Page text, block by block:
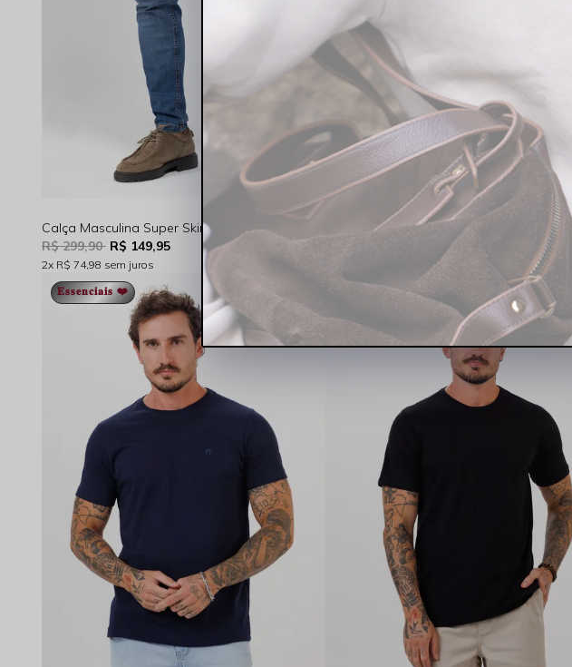
R$ 299,90 R$ 149,95
2x R$ 74,98 sem juros sem juros
𝐄𝐬𝐬𝐞𝐧𝐜𝐢𝐚𝐢𝐬 ❤️
ESPECIAL PAIS